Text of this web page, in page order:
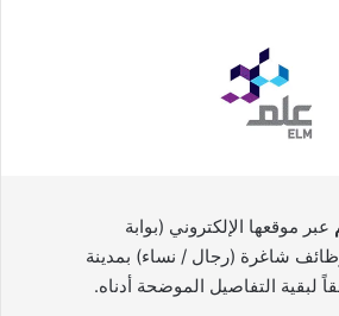
عبر موقعها الإلكتروني (بوابة
شاغرة (رجال / نساء) بمدينة
لبقية التفاصيل الموضحة أدناه.